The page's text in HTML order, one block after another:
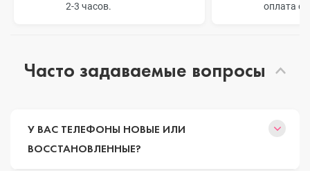
2-3 часов.
оплата
Часто задаваемые вопросы
У ВАС ТЕЛЕФОНЫ НОВЫЕ ИЛИ
ВОССТАНОВЛЕННЫЕ?